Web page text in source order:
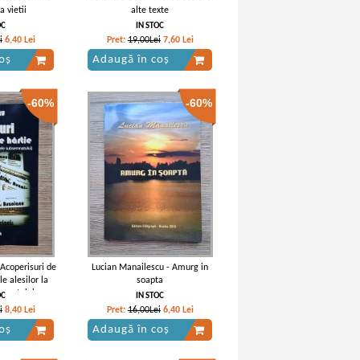
vietii
6,40 Lei
alte texte
IN STOC
Pret:19,00Lei 7,60 Lei
Adaugă în coș
-60%
de
alesilor la
8,40 Lei
-60%
Lucian Manailescu - Amurg in
soapta
IN STOC
Pret:16,00Lei 6,40 Lei
Adaugă în coș